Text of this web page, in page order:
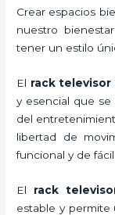
Crear espacios
nuestro
tener un estilo
El rack
y esencial que se
del
libertad de
funcional y de
El rack
estable y permite